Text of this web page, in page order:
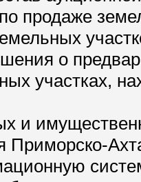
продаже
о
участках,
и
Приморско-